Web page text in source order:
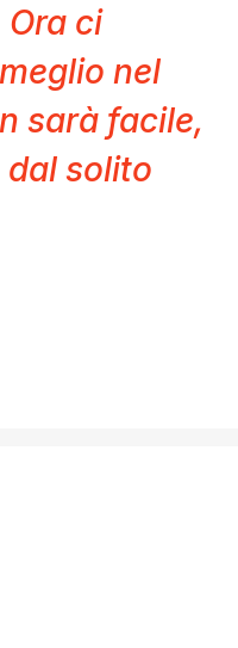
ci
nel
sarà facile,
solito